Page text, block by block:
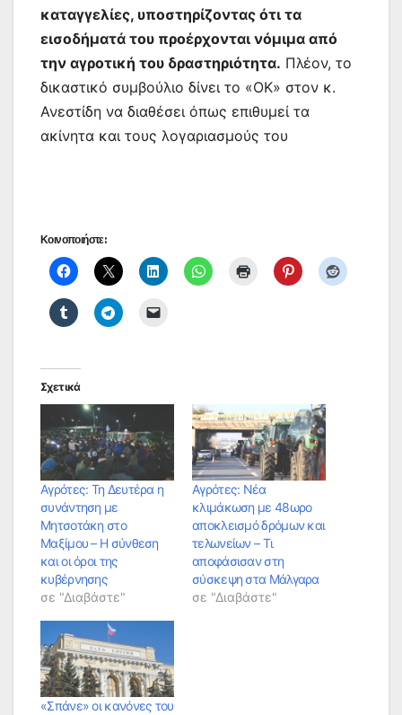
καταγγελίες, υποστηρίζοντας ότι τα
εισοδήματά του προέρχονται νόμιμα από
την αγροτική του δραστηριότητα. Πλέον, το
δικαστικό συμβούλιο δίνει το «ΟΚ» στον κ.
Ανεστίδη να διαθέσει όπως επιθυμεί τα
ακίνητα και τους λογαριασμούς του
Κοινοποιήστε:
Σχετικά
Αγρότες: Τη Δευτέρα η
συνάντηση με
Μητσοτάκη στο
Μαξίμου – Η σύνθεση
και οι όροι της
κυβέρνησης
σε "Διαβάστε"
Αγρότες: Νέα
κλιμάκωση με 48ωρο
αποκλεισμό δρόμων και
τελωνείων – Τι
αποφάσισαν στη
σύσκεψη στα Μάλγαρα
σε "Διαβάστε"
«Σπάνε» οι κανόνες του